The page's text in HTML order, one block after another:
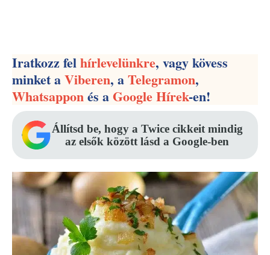
Iratkozz felhírlevelünkre, vagy kövess
minket aViberen, aTelegramon,
Whatsapponés aGoogle Hírek-en!
Állítsd be, hogy a Twice cikkeit mindig
az elsők között lásd a Google-ben